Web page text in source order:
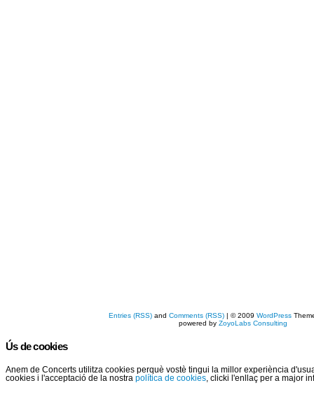
Entries (RSS) andComments (RSS) | © 2009WordPress
powered byZoyoLabs Consulting
Ús de cookies
Anem de Concerts utilitza cookies perquè vostè tingui la millor experiència
cookies i l'acceptació de la nostra política de cookies , clicki l'enllaç per a major